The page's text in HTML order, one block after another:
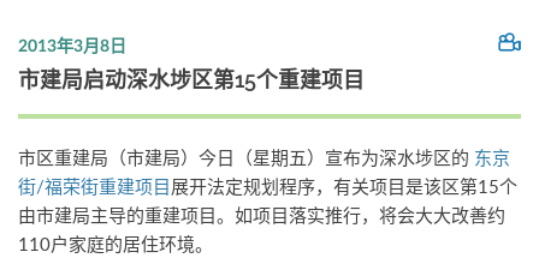
2013年3月8日
市建局启动深水埗区第15个重建项目
市区重建局（市建局）今日（星期五）宣布为深水埗区的 东京
街/福荣街重建项目展开法定规划程序，有关项目是该区第15个
由市建局主导的重建项目。如项目落实推行，将会大大改善约
110户家庭的居住环境。